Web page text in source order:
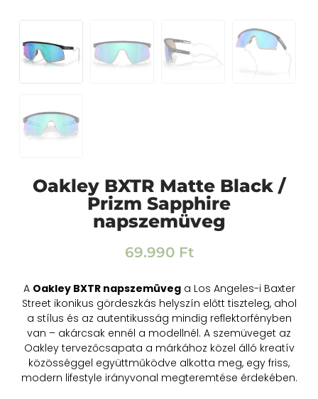
Oakley BXTR Matte Black /
Prizm Sapphire
napszemüveg
69.990 Ft
A OakleyBXTR napszemüvega Los Angeles-i Baxter
Streetikonikus gördeszkás helyszín előtt tiszteleg, ahol
a stílus és az autentikusság mindig reflektorfényben
van – akárcsak ennél a modellnél. A szemüveget az
Oakley tervezőcsapata a márkához közel álló kreatív
közösséggel együttműködve alkotta meg, egy friss,
modern lifestyle irányvonal megteremtése érdekében.